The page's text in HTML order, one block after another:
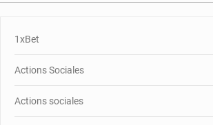
1xBet
Actions Sociales
Actions sociales